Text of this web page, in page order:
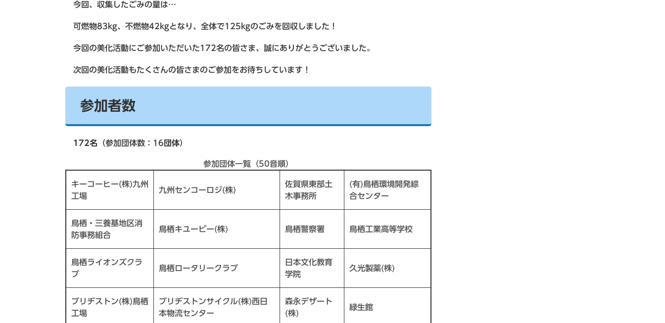
今回、収集したごみの量は…
可燃物83kg、不燃物42kgとなり、全体で125kgのごみを回収しました！
今回の美化活動にご参加いただいた172名の皆さま、誠にありがとうございました。
次回の美化活動もたくさんの皆さまのご参加をお待ちしています！
参加者数
172名 （参加団体数：16 団体）
参加団体一覧（50音順）
キーコーヒー(株)九州
工場
九州センコーロジ(株)
佐賀県東部土
木事務所
(有)鳥栖環境開発綜
合センター
鳥栖・三養基地区消
防事務組合
鳥栖キユーピー(株) 鳥栖警察署 鳥栖工業高等学校
鳥栖ライオンズクラ
ブ
鳥栖ロータリークラブ
日本文化教育
学院
久光製薬(株)
ブリヂストン(株)鳥栖
工場
ブリヂストンサイクル(株)西日
本物流センター
森永デザート
(株)
緑生館